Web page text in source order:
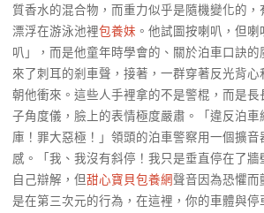
質香水的混合物，而重力似乎是隨機變化的，
漂浮在游泳池裡包養妹 。他試圖按喇叭，但
叭」，而是他童年時學會的、關於泊車口訣
來了刺耳的剎車聲，接著，一群穿著反光背心
朝他衝來。這些人手裡拿的不是警棍，而是
子角度儀，臉上的表情極度嚴肅。「違反泊車
庫！罪大惡極！」領頭的泊車警察用一個擴
感。「我、我沒有斜停！我只是垂直停在了
自己辯解，但甜心寶貝包養網聲音因為恐懼而
是在第三次元的行為，在這裡，你的車體與